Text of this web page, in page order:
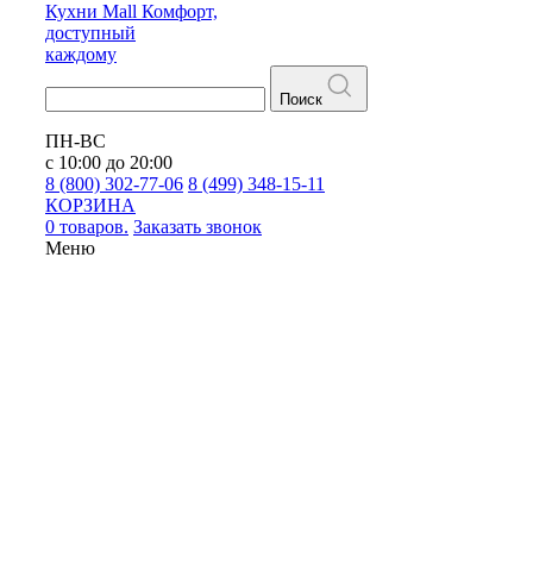
Кухни Mall Комфорт,
доступный
каждому
Поиск
ПН-ВС
с 10:00 до 20:00
8 (800) 302-77-06 8 (499) 348-15-11
КОРЗИНА
0 товаров. Заказать звонок
Меню